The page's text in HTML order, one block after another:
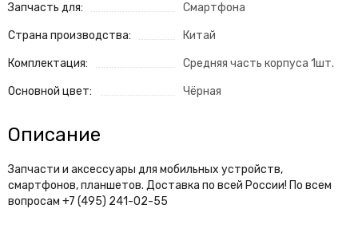
Запчасть для: Смартфона
Страна производства: Китай
Комплектация: Средняя часть корпуса 1шт.
Основной цвет: Чёрная
Описание
Запчасти и аксессуары для мобильных устройств,
смартфонов, планшетов. Доставка по всей России! По всем
вопросам +7 (495) 241-02-55